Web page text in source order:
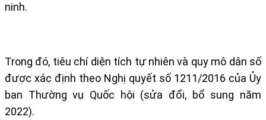
ninh.
Trong đó, tiêu chí diện tích tự nhiên và quy mô dân số
được xác định theo Nghị quyết số 1211/2016 của Ủy
ban Thường vụ Quốc hội (sửa đổi, bổ sung năm
2022).